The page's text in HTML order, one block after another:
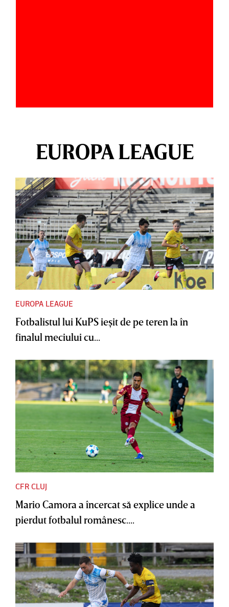
EUROPA LEAGUE
EUROPA LEAGUE
Fotbalistul lui KuPS ieşit de pe teren la în
finalul meciului cu...
CFR CLUJ
Mario Camora a încercat să explice unde a
pierdut fotbalul românesc....